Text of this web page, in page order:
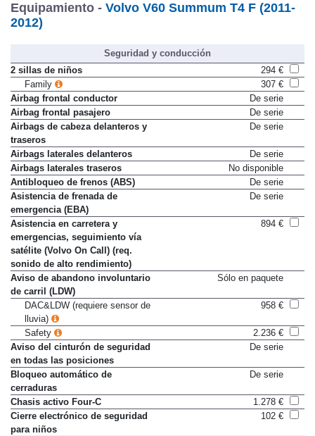
Equipamiento - Volvo V60 Summum T4 F (2011-
2012)
Seguridad y conducción
2 sillas de niños
294 €
Family
307 €
Airbag frontal conductor
De serie
Airbag frontal pasajero
De serie
Airbags de cabeza delanteros y
traseros
De serie
Airbags laterales delanteros
De serie
Airbags laterales traseros
No disponible
Antibloqueo de frenos (ABS)
De serie
Asistencia de frenada de
emergencia (EBA)
De serie
Asistencia en carretera y
emergencias, seguimiento vía
satélite (Volvo On Call) (req.
sonido de alto rendimiento)
894 €
Aviso de abandono involuntario
de carril (LDW)
Sólo en paquete
DAC&LDW (requiere sensor de
lluvia)
958 €
Safety
2.236 €
Aviso del cinturón de seguridad
en todas las posiciones
De serie
Bloqueo automático de
cerraduras
De serie
Chasis activo Four-C
1.278 €
Cierre electrónico de seguridad
para niños
102 €